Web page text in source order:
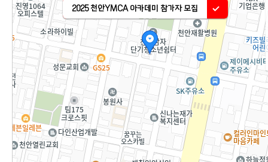
2025 천안YMCA 아카데미 참가자 모집